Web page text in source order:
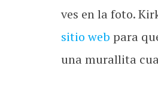
ves en la foto.
sitio web para
una murallita